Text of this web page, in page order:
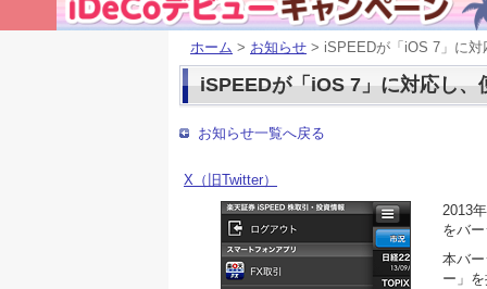
ホーム > お知らせ > iSPEEDが「iOS 7」に
iSPEEDが「iOS 7」に対応し
お知らせ一覧へ戻る
X（旧Twitter）
2013
をバ
本バ
ー」